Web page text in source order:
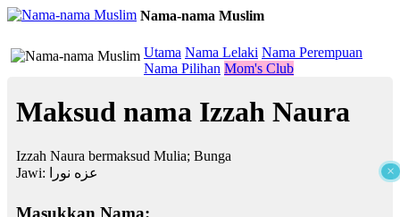
×
Nama-nama Muslim
Utama Nama Lelaki Nama Perempuan
Nama Pilihan Mom's Club
Maksud nama Izzah Naura
Izzah Naura bermaksud Mulia; Bunga
Jawi:
عزه نورا
Masukkan Nama: